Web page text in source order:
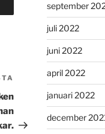
inlägg
september
juli 2022
juni 2022
april 2022
januari 2022
december